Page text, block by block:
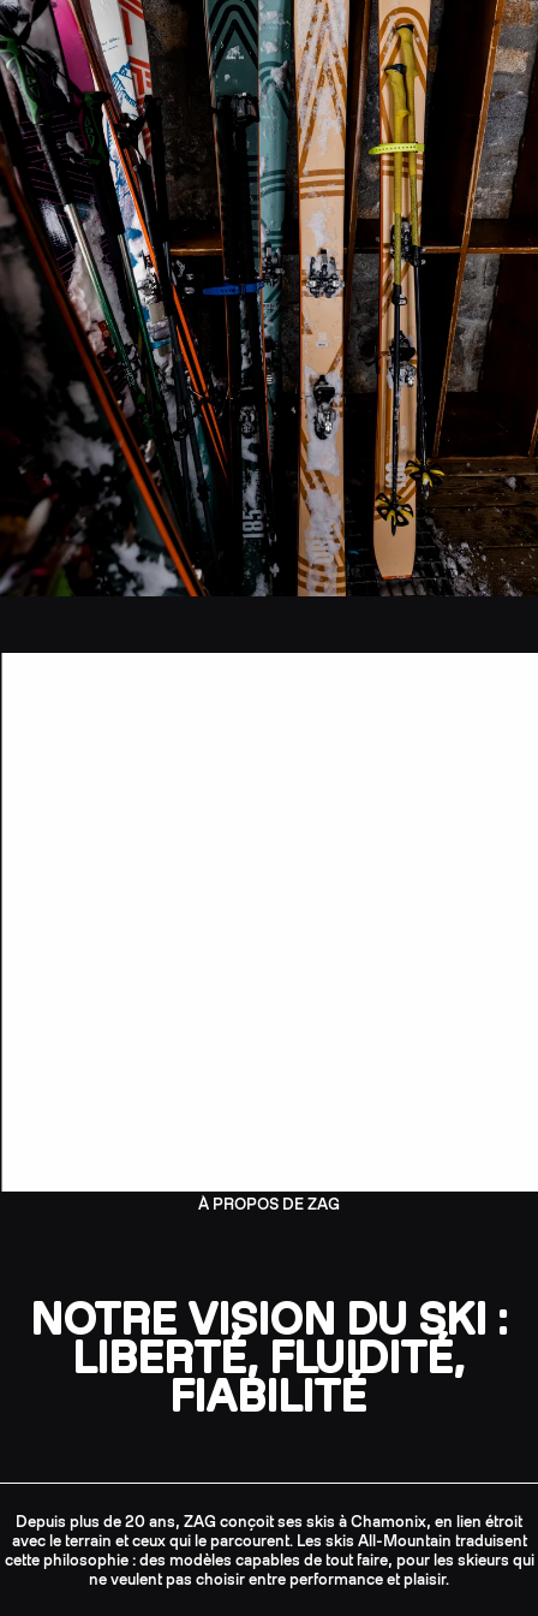
À PROPOS DE ZAG
NOTRE VISION DU SKI :
LIBERTÉ, FLUIDITÉ,
FIABILITÉ
Depuis plus de 20 ans, ZAG conçoit ses skis à Chamonix, en lien étroit
avec le terrain et ceux qui le parcourent. Les skis All-Mountain traduisent
cette philosophie : des modèles capables de tout faire, pour les skieurs qui
ne veulent pas choisir entre performance et plaisir.